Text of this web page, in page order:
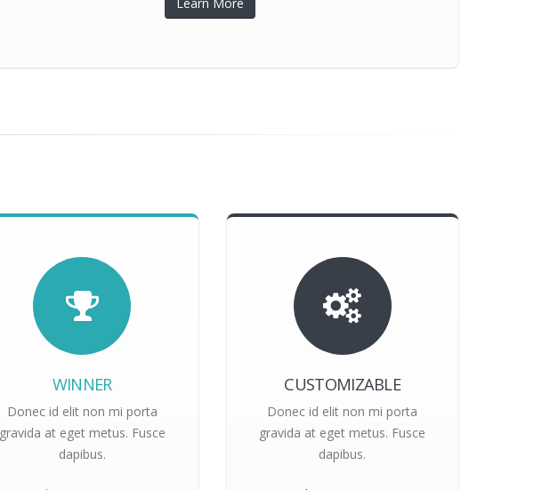
WINNER
Donec id elit non mi porta
gravida at eget metus. Fusce
dapibus.
CUSTOMIZABLE
Donec id elit non mi porta
gravida at eget metus. Fusce
dapibus.